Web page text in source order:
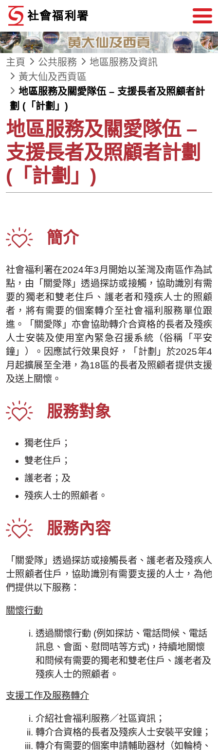
跳到內容
主頁 公共服務
地區服務及資訊
黃大仙及西貢區
地區服務及關愛隊伍 – 支援長者及照顧者計
劃 (「計劃」)
地區服務及關愛隊伍 –
支援長者及照顧者計劃
(「計劃」)
簡介
社會福利署在2024年3月開始以荃灣及南區作為試
點，由「關愛隊」透過探訪或接觸，協助識別有需
要的獨老和雙老住戶、護老者和殘疾人士的照顧
者，將有需要的個案轉介至社會福利服務單位跟
進。「關愛隊」亦會協助轉介合資格的長者及殘疾
人士安裝及使用室內緊急召援系統（俗稱「平安
鐘」）。因應試行效果良好，「計劃」於2025年4
月起擴展至全港，為18區的長者及照顧者提供支援
及送上關懷。
服務對象
獨老住戶；
雙老住戶；
護老者；及
殘疾人士的照顧者。
服務內容
「關愛隊」透過探訪或接觸長者、護老者及殘疾人
士照顧者住戶，協助識別有需要支援的人士，為他
們提供以下服務：
關懷行動
透過關懷行動 (例如探訪、電話問候、電話
訊息、會面、慰問咭等方式)，持續地關懷
和問候有需要的獨老和雙老住戶、護老者及
殘疾人士的照顧者。
支援工作及服務轉介
介紹社會福利服務／社區資訊；
轉介合資格的長者及殘疾人士安裝平安鐘；
轉介有需要的個案申請輔助器材（如輪椅、